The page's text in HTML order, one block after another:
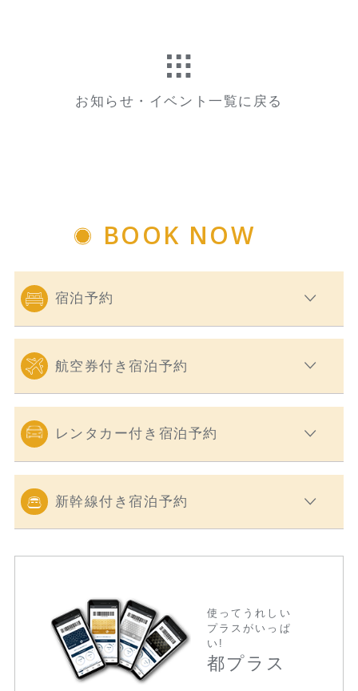
お知らせ・イベント一覧に戻る
BOOK NOW
宿泊予約
航空券付き宿泊予約
レンタカー付き宿泊予約
新幹線付き宿泊予約
使ってうれしい
プラスがいっぱ
い!
都プラス